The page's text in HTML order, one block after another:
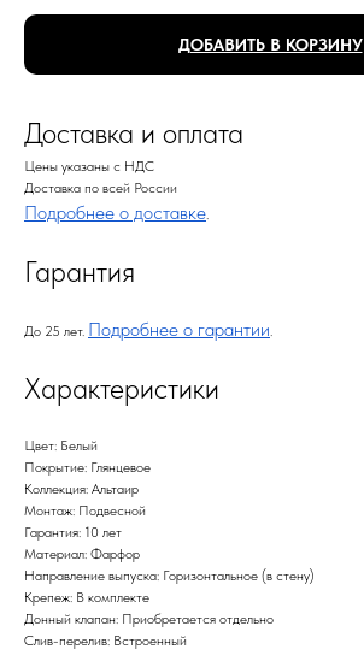
ДОБАВИТЬ В КОРЗИНУ
Доставка и оплата
Цены указаны с НДС
Доставка по всей России
Подробнее о доставке.
Гарантия
До 25 лет. Подробнее о гарантии.
Характеристики
Цвет: Белый
Покрытие: Глянцевое
Коллекция: Альтаир
Монтаж: Подвесной
Гарантия: 10 лет
Материал: Фарфор
Направление выпуска: Горизонтальное (в стену)
Крепеж: В комплекте
Донный клапан: Приобретается отдельно
Слив-перелив: Встроенный